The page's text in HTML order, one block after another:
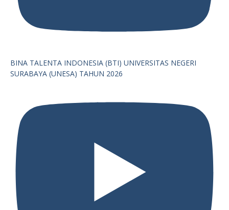
BINA TALENTA INDONESIA (BTI) UNIVERSITAS NEGERI
SURABAYA (UNESA) TAHUN 2026